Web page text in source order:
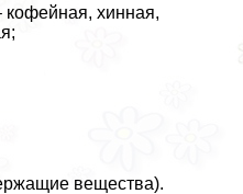
кофейная, хинная,
вещества).